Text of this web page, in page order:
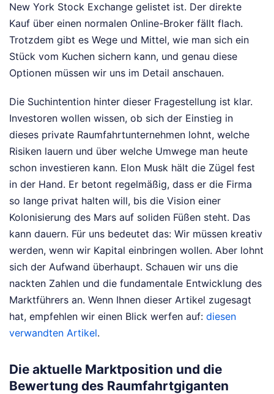
New York Stock Exchange gelistet ist. Der direkte
Kauf über einen normalen Online-Broker fällt flach.
Trotzdem gibt es Wege und Mittel, wie man sich ein
Stück vom Kuchen sichern kann, und genau diese
Optionen müssen wir uns im Detail anschauen.
Die Suchintention hinter dieser Fragestellung ist klar.
Investoren wollen wissen, ob sich der Einstieg in
dieses private Raumfahrtunternehmen lohnt, welche
Risiken lauern und über welche Umwege man heute
schon investieren kann. Elon Musk hält die Zügel fest
in der Hand. Er betont regelmäßig, dass er die Firma
so lange privat halten will, bis die Vision einer
Kolonisierung des Mars auf soliden Füßen steht. Das
kann dauern. Für uns bedeutet das: Wir müssen kreativ
werden, wenn wir Kapital einbringen wollen. Aber lohnt
sich der Aufwand überhaupt. Schauen wir uns die
nackten Zahlen und die fundamentale Entwicklung des
Marktführers an. Wenn Ihnen dieser Artikel zugesagt
hat, empfehlen wir einen Blick werfen auf: diesen
verwandten Artikel.
Die aktuelle Marktposition und die
Bewertung des Raumfahrtgiganten